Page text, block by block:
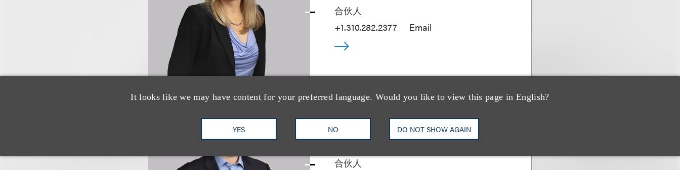
It looks like we may have content for your preferred language. Would you like to view this page in English?
YES NO DO NOT SHOW AGAIN
合伙人
+1.310.282.2377
Email
Mark J. Goldberg
合伙人